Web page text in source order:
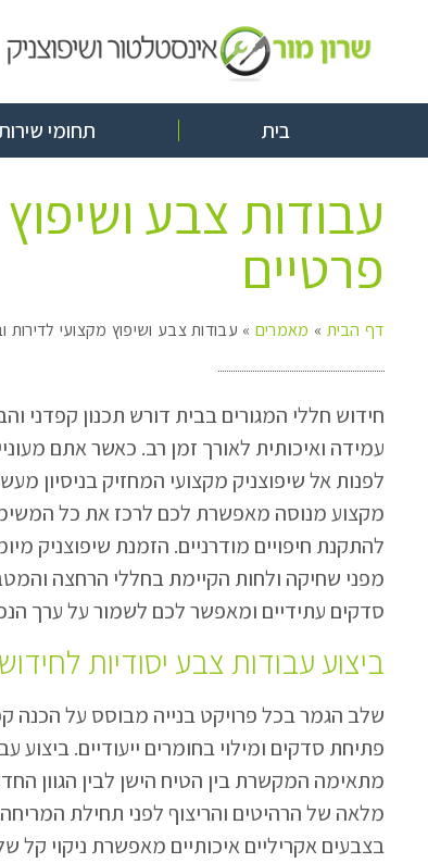
בית תחומי
עבודות צבע
פרטיים
דף הבית » מאמרים » עבודות צבע ושיפוץ מקצועי לדירות
חידוש חללי המגורים בבית דורש תכנון קפדני
עמידה ואיכותית לאורך זמן רב. כאשר אתם
לפנות אל שיפוצניק מקצועי המחזיק בניסיון
מקצוע מנוסה מאפשרת לכם לרכז את כל
להתקנת חיפויים מודרניים. הזמנת שיפוצניק
מפני שחיקה ולחות הקיימת בחללי הרחצה
סדקים עתידיים ומאפשר לכם לשמור על ערך
ביצוע עבודות צבע יסודיות
שלב הגמר בכל פרויקט בנייה מבוסס על הכנה
פתיחת סדקים ומילוי בחומרים ייעודיים.
מתאימה המקשרת בין הטיח הישן לבין הגוון
מלאה של הרהיטים והריצוף לפני תחילת
בצבעים אקריליים איכותיים מאפשרת ניקוי